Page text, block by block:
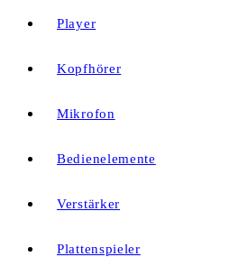
Player
Kopfhörer
Mikrofon
Bedienelemente
Verstärker
Plattenspieler